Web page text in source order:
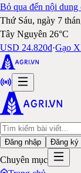
Bỏ qua đến nội dung
Thứ Sáu, ngày 7
Tây Nguyên 26°C
USD 24.820đ·Gạo
Đăng nhập Đăng ký
Chuyên mục